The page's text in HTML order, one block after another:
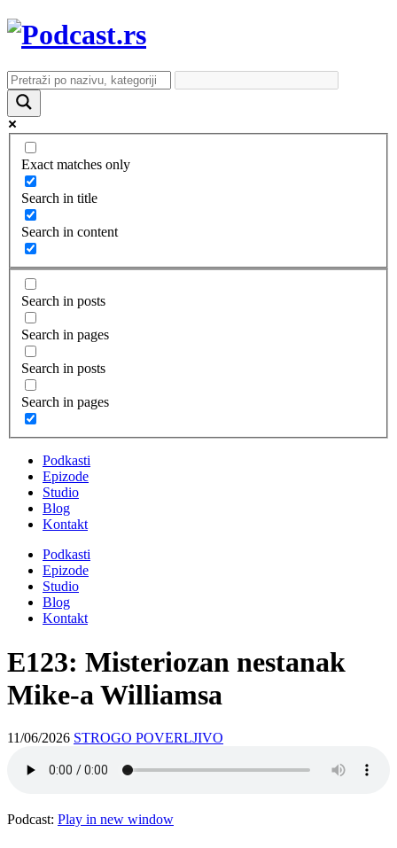
Exact matches only
Search in title
Search in content
Search in posts
Search in pages
Search in posts
Search in pages
Podkasti
Epizode
Studio
Blog
Kontakt
Podkasti
Epizode
Studio
Blog
Kontakt
E123: Misteriozan nestanak
Mike-a Williamsa
11/06/2026 STROGO POVERLJIVO
Podcast: Play in new window